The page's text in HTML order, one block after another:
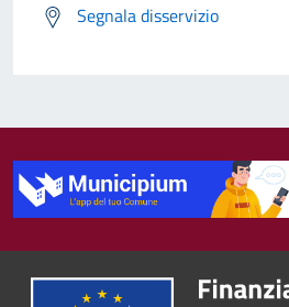
Segnala disservizio